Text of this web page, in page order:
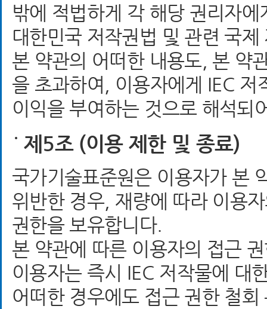
밖에 적법하게 각 해당 권리자
대한민국 저작권법 및 관련 국
본 약관의 어떠한 내용도, 본 약
을 초과하여, 이용자에게 IEC
이익을 부여하는 것으로 해석되
제5조 (이용 제한 및 종료)
국가기술표준원은 이용자가 본
위반한 경우, 재량에 따라 이용
권한을 보유합니다.
본 약관에 따른 이용자의 접근
이용자는 즉시 IEC 저작물에 대
어떠한 경우에도 접근 권한 철